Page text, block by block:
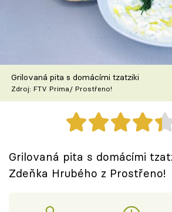
Speciál: Cuketa
Těhotnej kuchař
Přihlášení
Grilovaná pita s domácími tzatziki
Zdroj: FTV Prima/ Prostřeno!
Grilovaná pita s domácími
Zdeňka Hrubého z Prostřeno!